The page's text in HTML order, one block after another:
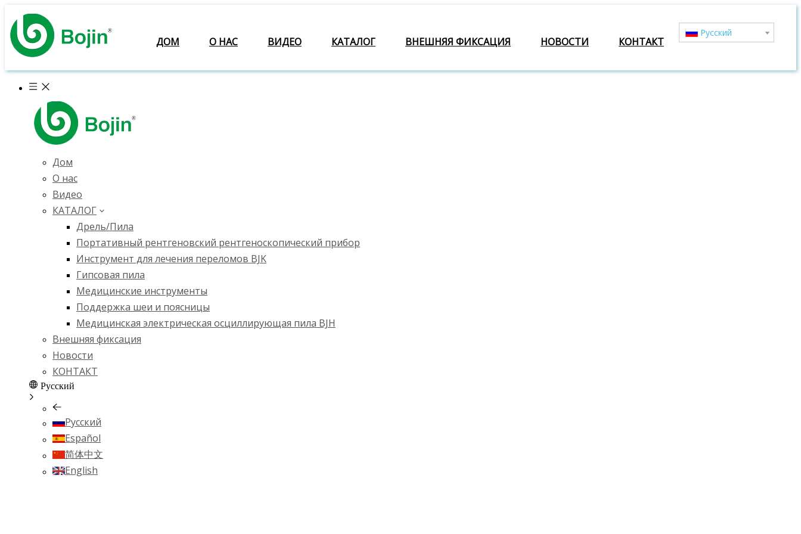
ДОМ О НАС ВИДЕО КАТАЛОГ ВНЕШНЯЯ ФИКСАЦИЯ НОВОСТИ КОНТАКТ
Pусский
Дом
О нас
Видео
КАТАЛОГ
Дрель/Пила
Портативный рентгеновский рентгеноскопический прибор
Инструмент для лечения переломов BJK
Гипсовая пила
Медицинские инструменты
Поддержка шеи и поясницы
Медицинская электрическая осциллирующая пила BJH
Внешняя фиксация
Новости
КОНТАКТ
Pусский
Pусский
Español
简体中文
English